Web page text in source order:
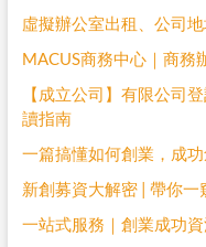
虛擬辦公室出租、公司
MACUS商務中心｜商務
【成立公司】有限公司
讀指南
一篇搞懂如何創業，成
新創募資大解密 | 帶你一
一站式服務｜創業成功